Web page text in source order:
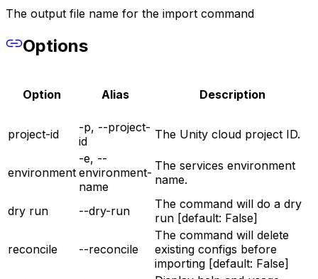
The output file name for the import command
Options
Option Alias Description
project-id
-p, --project-
id
The Unity cloud project ID.
environment
-e, --
environment-
name
The services environment
name.
dry run --dry-run
The command will do a dry
run [default: False]
reconcile --reconcile
The command will delete
existing configs before
importing [default: False]